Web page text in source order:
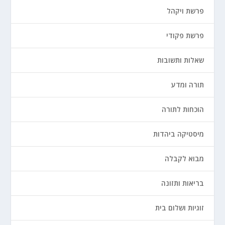
פרשת ויקהל
פרשת פקודי
שאלות ותשובות
תורה ומדע
הוכחות לתורה
מיסטיקה ביהדות
מבוא לקבלה
בריאות ותזונה
זוגיות ושלום בית